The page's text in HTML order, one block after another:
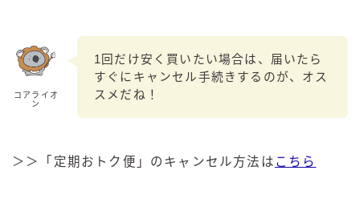
コアライオ
ン
1回だけ安く買いたい場合は、届いたら
すぐにキャンセル手続きするのが、オス
スメだね！
＞＞「定期おトク便」のキャンセル方法は こちら